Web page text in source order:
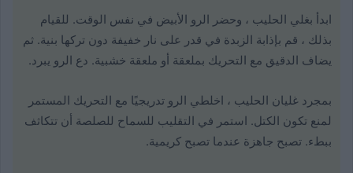
ابدأ بغلي الحليب ، وحضر الرو الأبيض في نفس الوقت. للقيام
بذلك ، قم بإذابة الزبدة في قدر على نار خفيفة دون تركها بنية. ثم
يضاف الدقيق مع التحريك بملعقة أو ملعقة خشبية. دع الرو يبرد.
بمجرد غليان الحليب ، اخلطي الرو تدريجيًا مع التحريك المستمر
لمنع تكون الكتل. استمر في التقليب للسماح للصلصة أن تتكاثف
ببطء. تصبح جاهزة عندما تصبح كريمية.